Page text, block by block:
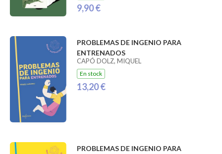
9,90 €
PROBLEMAS DE INGENIO PARA
ENTRENADOS
CAPÓ DOLZ, MIQUEL
En stock
13,20 €
PROBLEMAS DE INGENIO PARA